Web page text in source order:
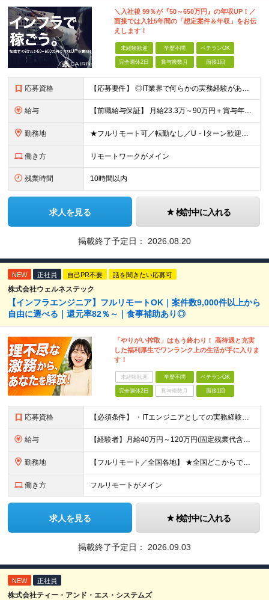
＼入社後 99％が『50～650万円』の年収UP！／
面接では入社5年間の「想定案件＆年収」をお伝
えします！
未経験歓迎 学歴不問 ベテランOK
完全週休2日 賞与複数月 面接1回
応募資格 【応募要件】 ◎IT業界で何らかの実務経験がある方 └2～3ヶ月の実務経験のある方は歓迎します！ 例）PCキッティングやモバイル通信基地局の業務経験者など インフラエンジニアとして経験のある方は、
給与 【前職給与保証】 月給23.3万～90万円＋賞与年2回＋インセンティブ ★年収1000万円以上の実績あり！ ※上記月給には月20～30時間分（2万9,300円～21万7,900円）の固定残業代を含み
勤務地 ★フルリモート可／転勤なし／U・Iターン歓迎★ ◎勤務地は相談の上、ご自宅近くに調整します！ 【勤務地】 本社、または東京／埼玉／千葉／神奈川／愛知／仙台のクライアント先 ◎完全在宅（フルリモート）
働き方 リモートワークがメイン
残業時間 10時間以内
求人を見る 検討中に入れる
掲載終了予定日： 2026.08.20
NEW 正社員 自己PR不要 話を聞きたい応募可
株式会社ウェルネステック
【インフラエンジニア】フルリモートOK｜案件数9,000件以上から
自由に選べる｜還元率82％～｜食事補助あり◎
「やりがい搾取」はもう終わり！ 高待遇と充実
した福利厚生でワンランク上の生活が手に入りま
す！
未経験歓迎 学歴不問 ベテランOK
完全週休2日 賞与複数月 面接1回
応募資格 【必須条件】 ・ITエンジニアとしての実務経験が1年以上ある方 ※開発・インフラ・運用保守など分野・フェーズは不問！ ※学歴不問 【歓迎条件】 ・基本設計、詳細設計などの経験がある方 ・AWS, G
給与 【経験者】月給40万円～120万円(固定残業代含む)+各種手当 ※月給には、みなし残業手当(月30時間／5万8,000円～15万7,000円)を含みます ※上記を超える時間外労働分は追加で支給します
勤務地 【フルリモート／全国各地】 ★全国どこからでも参画可能！フルリモート案件も多数！ ※プロジェクトは100%選択制。あなたの希望を最優先します。 ※フルリモート、ハイブリッド、常駐案件から自由に選択可能
働き方 フルリモートがメイン
求人を見る 検討中に入れる
掲載終了予定日： 2026.09.03
NEW 正社員
株式会社ティー・アンド・エス・システムズ